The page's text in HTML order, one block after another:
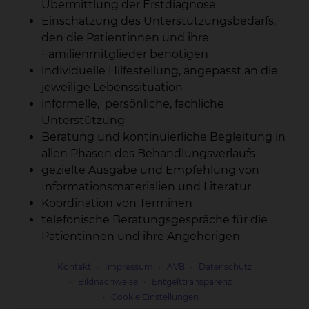
Übermittlung der Erstdiagnose
Einschätzung des Unterstützungsbedarfs,
den die Patientinnen und ihre
Familienmitglieder benötigen
individuelle Hilfestellung, angepasst an die
jeweilige Lebenssituation
informelle, persönliche, fachliche
Unterstützung
Beratung und kontinuierliche Begleitung in
allen Phasen des Behandlungsverlaufs
gezielte Ausgabe und Empfehlung von
Informationsmaterialien und Literatur
Koordination von Terminen
telefonische Beratungsgespräche für die
Patientinnen und ihre Angehörigen
Kontakt Impressum AVB
Datenschutz
Bildnachweise
Entgelttransparenz
Cookie Einstellungen